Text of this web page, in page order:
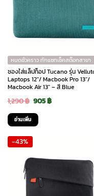
หมดชั่วคราว ทักแชทเช็คสต๊อกสาขา
ซองใส่แล็ปท็อป Tucano รุ่น
Laptops 12″/ Macbook Pro 13”/
Macbook Air 13″ – สี Blue
1,290฿ Original
price
was:
905฿Current
อ่านเพิ่ม
-43%